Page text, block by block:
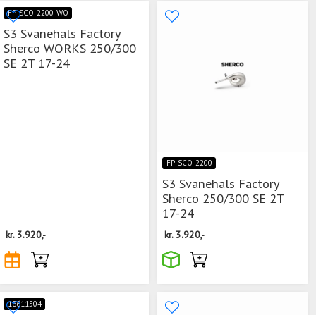
FP-SCO-2200-WO
S3 Svanehals Factory
Sherco WORKS 250/300
SE 2T 17-24
kr. 3.920,-
FP-SCO-2200
S3 Svanehals Factory
Sherco 250/300 SE 2T
17-24
kr. 3.920,-
18611504